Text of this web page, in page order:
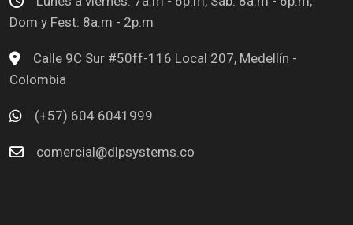
Dom y Fest: 8a.m - 2p.m
Calle 9C Sur #50ff-116 Local 207, Medellín -
Colombia
(+57) 604 6041999
comercial@dlpsystems.co